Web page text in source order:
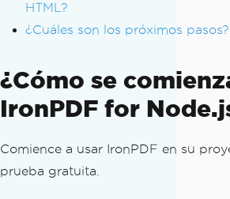
HTML?
¿Cuáles son los próximos pasos?
¿Cómo se
IronPDF for
Comience a usar IronPDF en su
prueba gratuita.